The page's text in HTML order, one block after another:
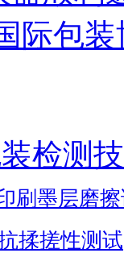
际包
检测
刷墨层磨
揉搓性测试